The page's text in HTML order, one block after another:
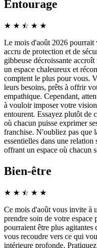
Entourage
★ ★ ☆
★ ★ ★
Le mois d'août 2026 pourrait
accru de protection et de
gibbeuse décroissante
un espace chaleureux et
comptent le plus pour vous.
leurs besoins, prêts à offrir
empathique. Cependant,
à vouloir imposer votre
entourent. Essayez plutôt de
où chacun puisse exprimer
franchise. N'oubliez pas que
essentielles dans une
offrant un espace où chacun
Bien-être
★ ★ ☆
★ ★ ★
Ce mois d'août vous invite à
prendre soin de votre espace
pourraient être plus
vous recoudre vers ce qui
intérieure profonde.